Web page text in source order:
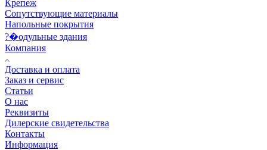
Крепеж
Сопутствующие материалы
Напольные покрытия
?�одульные здания
Компания
Доставка и оплата
Заказ и сервис
Статьи
О нас
Реквизиты
Дилерские свидетельства
Контакты
Информация